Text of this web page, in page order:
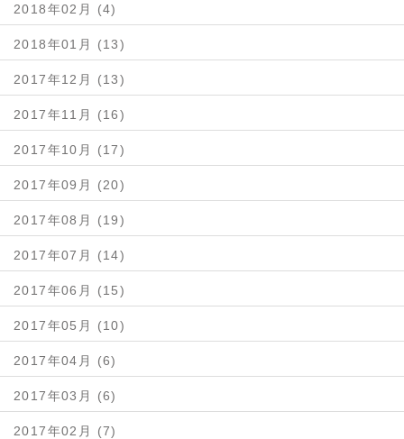
2018年02月 (4)
2018年01月 (13)
2017年12月 (13)
2017年11月 (16)
2017年10月 (17)
2017年09月 (20)
2017年08月 (19)
2017年07月 (14)
2017年06月 (15)
2017年05月 (10)
2017年04月 (6)
2017年03月 (6)
2017年02月 (7)